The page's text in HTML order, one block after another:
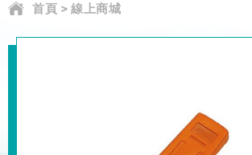
首頁 > 線上商城